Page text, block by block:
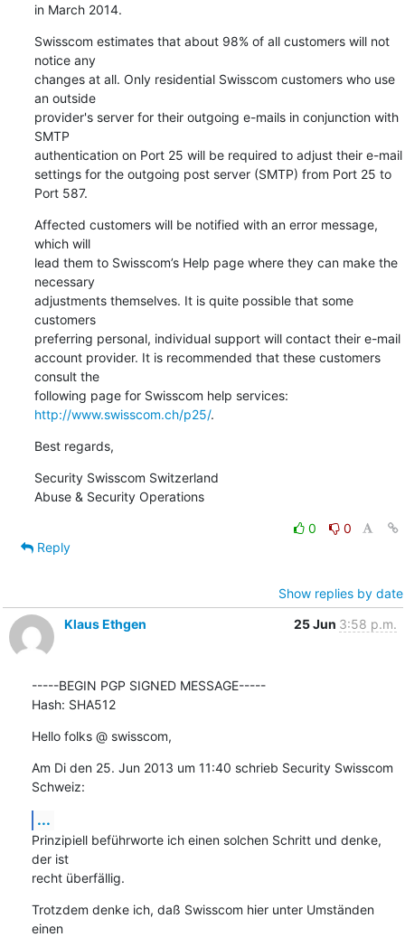
in March 2014.
Swisscom estimates that about 98% of all customers will not
notice any
changes at all. Only residential Swisscom customers who use
an outside
provider's server for their outgoing e-mails in conjunction with
SMTP
authentication on Port 25 will be required to adjust their e-mail
settings for the outgoing post server (SMTP) from Port 25 to
Port 587.
Affected customers will be notified with an error message,
which will
lead them to Swisscom’s Help page where they can make the
necessary
adjustments themselves. It is quite possible that some
customers
preferring personal, individual support will contact their e-mail
account provider. It is recommended that these customers
consult the
http://www.swisscom.ch/p25/.
Best regards,
Security Swisscom Switzerland
Abuse & Security Operations
0
0
Reply
Show replies by date
Klaus Ethgen
25 Jun 3:58 p.m.
-----BEGIN PGP SIGNED MESSAGE-----
Hash: SHA512
Hello folks @ swisscom,
Am Di den 25. Jun 2013 um 11:40 schrieb Security Swisscom
Schweiz:
...
Prinzipiell beführworte ich einen solchen Schritt und denke,
der ist
recht überfällig.
Trotzdem denke ich, daß Swisscom hier unter Umständen
einen